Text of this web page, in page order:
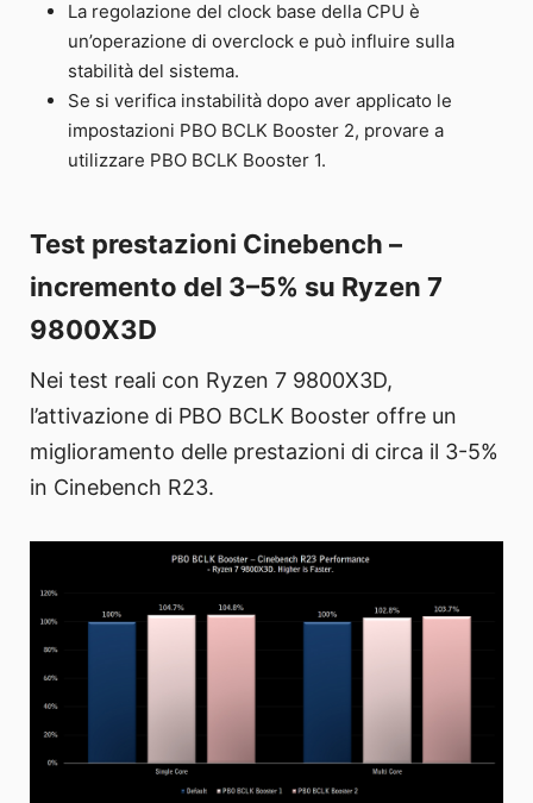
La regolazione del clock base della CPU è
un’operazione di overclock e può influire sulla
stabilità del sistema.
Se si verifica instabilità dopo aver applicato le
impostazioni PBO BCLK Booster 2, provare a
utilizzare PBO BCLK Booster 1.
Test prestazioni Cinebench –
incremento del 3–5% su Ryzen 7
9800X3D
Nei test reali con Ryzen 7 9800X3D,
l’attivazione di PBO BCLK Booster offre un
miglioramento delle prestazioni di circa il 3-5%
in Cinebench R23.